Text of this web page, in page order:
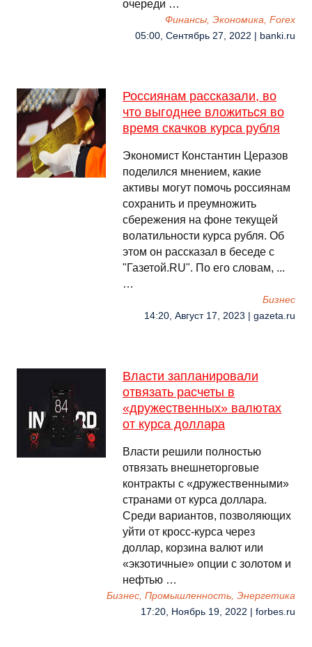
очереди …
Финансы, Экономика, Forex
05:00, Сентябрь 27, 2022 | banki.ru
Россиянам рассказали, во
что выгоднее вложиться во
время скачков курса рубля
Экономист Константин Церазов
поделился мнением, какие
активы могут помочь россиянам
сохранить и преумножить
сбережения на фоне текущей
волатильности курса рубля. Об
этом он рассказал в беседе с
"Газетой.RU". По его словам, ...
…
Бизнес
14:20, Август 17, 2023 | gazeta.ru
Власти запланировали
отвязать расчеты в
«дружественных» валютах
от курса доллара
Власти решили полностью
отвязать внешнеторговые
контракты с «дружественными»
странами от курса доллара.
Среди вариантов, позволяющих
уйти от кросс-курса через
доллар, корзина валют или
«экзотичные» опции с золотом и
нефтью …
Бизнес, Промышленность, Энергетика
17:20, Ноябрь 19, 2022 | forbes.ru